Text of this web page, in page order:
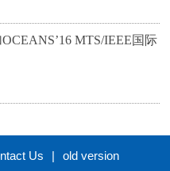
MTS/IEEE国际
Us | old version